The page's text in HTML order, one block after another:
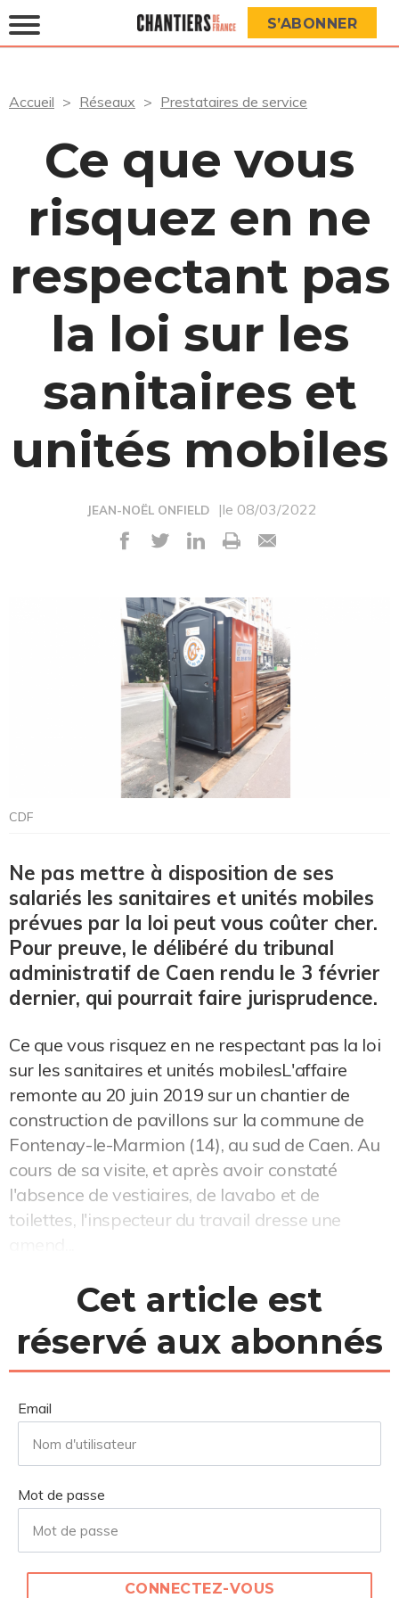
S’ABONNER
Accueil Réseaux Prestataires de service
Ce que vous
risquez en ne
respectant pas
la loi sur les
sanitaires et
unités mobiles
JEAN-NOËL ONFIELD |le 08/03/2022
CDF
Ne pas mettre à disposition de ses
salariés les sanitaires et unités mobiles
prévues par la loi peut vous coûter cher.
Pour preuve, le délibéré du tribunal
administratif de Caen rendu le 3 février
dernier, qui pourrait faire jurisprudence.
Ce que vous risquez en ne respectant pas la loi
sur les sanitaires et unités mobilesL'affaire
remonte au 20 juin 2019 sur un chantier de
construction de pavillons sur la commune de
Fontenay-le-Marmion (14), au sud de Caen. Au
cours de sa visite, et après avoir constaté
l'absence de vestiaires, de lavabo et de
toilettes, l'inspecteur du travail dresse une
Cet article est
réservé aux abonnés
Email
Mot de passe
CONNECTEZ-VOUS